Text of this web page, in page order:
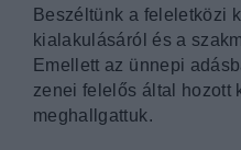
Beszéltünk a feleletközi
kialakulásáról és a
Emellett az ünnepi
zenei felelős által hozott
meghallgattuk.